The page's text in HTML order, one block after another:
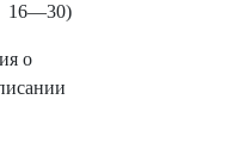
16—30)
о